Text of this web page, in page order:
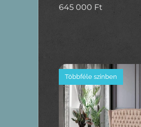
645 000 Ft
Többféle színben